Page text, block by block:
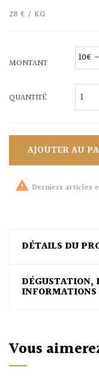
28 € / KG
MONTANT
QUANTITÉ
AJOUTER AU
 Derniers articles
DÉTAILS DU
DÉGUSTATION,
Vous